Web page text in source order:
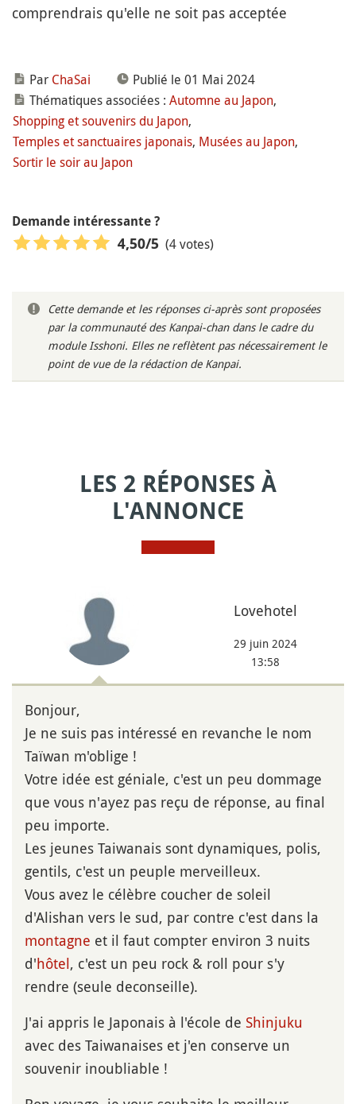
comprendrais qu'elle ne soit pas acceptée
Par ChaSai
Publié le 01 Mai 2024
Thématiques associées : Automne au Japon,
Shopping et souvenirs du Japon,
Temples et sanctuaires japonais, Musées au Japon,
Sortir le soir au Japon
Demande intéressante ?
4,50/5 (4 votes)
Cette demande et les réponses ci-après sont proposées
par la communauté des Kanpai-chan dans le cadre du
module Isshoni. Elles ne reflètent pas nécessairement le
point de vue de la rédaction de Kanpai.
LES 2 RÉPONSES À
L'ANNONCE
Lovehotel
29 juin 2024
13:58
Bonjour,
Je ne suis pas intéressé en revanche le nom
Taïwan m'oblige !
Votre idée est géniale, c'est un peu dommage
que vous n'ayez pas reçu de réponse, au final
peu importe.
Les jeunes Taiwanais sont dynamiques, polis,
gentils, c'est un peuple merveilleux.
Vous avez le célèbre coucher de soleil
d'Alishan vers le sud, par contre c'est dans la
montagne et il faut compter environ 3 nuits
d'hôtel, c'est un peu rock & roll pour s'y
rendre (seule deconseille).
J'ai appris le Japonais à l'école de Shinjuku
avec des Taiwanaises et j'en conserve un
souvenir inoubliable !